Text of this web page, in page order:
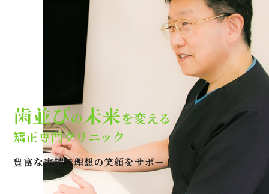
矯正治療について
当院のこだわり
費用について
クリニック案内
Q＆A
歯並びの未来を変える
矯正専門クリニック
豊富な実績で理想の笑顔をサポートします